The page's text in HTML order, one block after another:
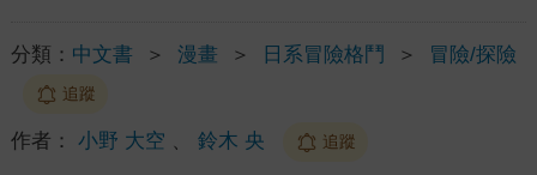
分類： 中文書 ＞ 漫畫 ＞ 日系冒險格鬥 ＞ 冒險/探險
追蹤
作者： 小野 大空 鈴木 央 追蹤